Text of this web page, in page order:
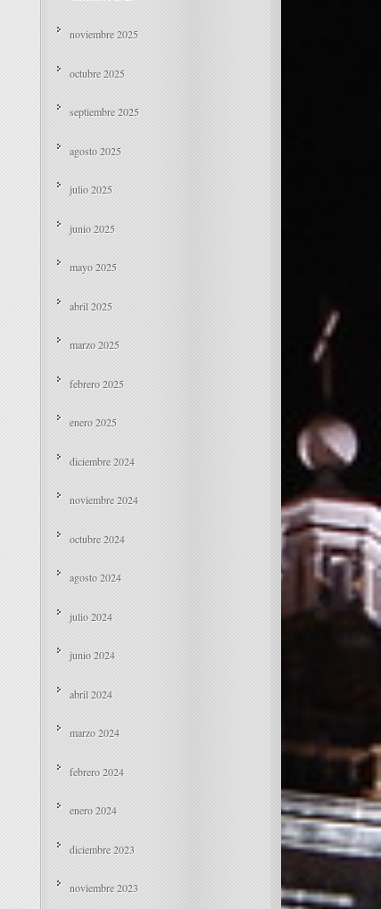
noviembre 2025
octubre 2025
septiembre 2025
agosto 2025
julio 2025
junio 2025
mayo 2025
abril 2025
marzo 2025
febrero 2025
enero 2025
diciembre 2024
noviembre 2024
octubre 2024
agosto 2024
julio 2024
junio 2024
abril 2024
marzo 2024
febrero 2024
enero 2024
diciembre 2023
noviembre 2023